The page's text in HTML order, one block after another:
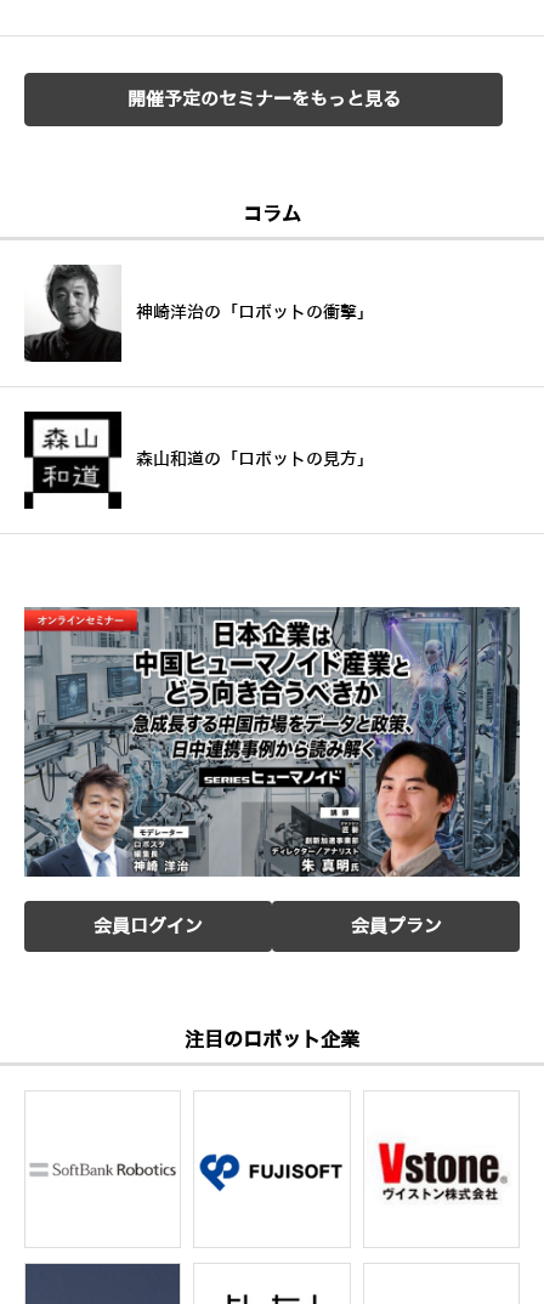
開催予定のセミナーをもっと見る
コラム
神崎洋治の「ロボットの衝撃」
森山和道の「ロボットの見方」
会員ログイン 会員プラン
注目のロボット企業